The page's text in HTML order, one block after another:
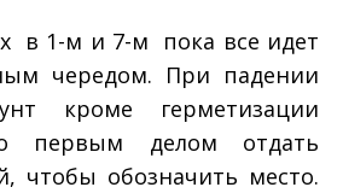
в 1-­м и 7-­м ­ пока все идет
чередом. При падении
кроме герметизации
первым делом отдать
чтобы обозначить место.